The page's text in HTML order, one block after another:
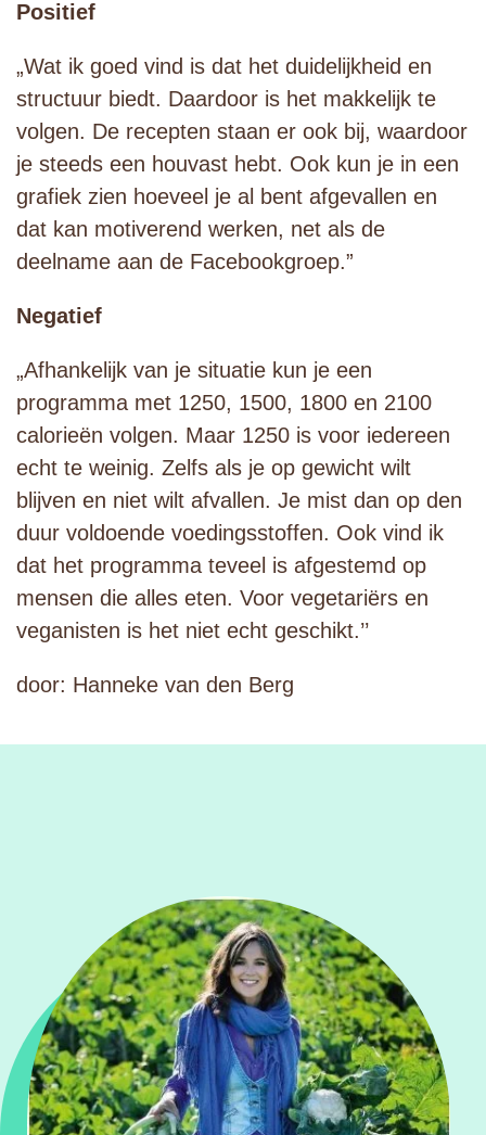
Positief
„Wat ik goed vind is dat het duidelijkheid en
structuur biedt. Daardoor is het makkelijk te
volgen. De recepten staan er ook bij, waardoor
je steeds een houvast hebt. Ook kun je in een
grafiek zien hoeveel je al bent afgevallen en
dat kan motiverend werken, net als de
deelname aan de Facebookgroep.”
Negatief
„Afhankelijk van je situatie kun je een
programma met 1250, 1500, 1800 en 2100
calorieën volgen. Maar 1250 is voor iedereen
echt te weinig. Zelfs als je op gewicht wilt
blijven en niet wilt afvallen. Je mist dan op den
duur voldoende voedingsstoffen. Ook vind ik
dat het programma teveel is afgestemd op
mensen die alles eten. Voor vegetariërs en
veganisten is het niet echt geschikt.’’
door: Hanneke van den Berg